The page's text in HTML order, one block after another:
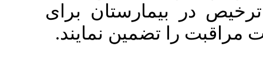
بیمارستان برای
را تضمین نمایند.